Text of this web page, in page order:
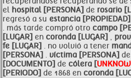
el hospital [PERSONA] de rosario
regresó a su estancia [PROPIEDAD]
. más tarde compró otro campo
[LUGAR] en coronda [LUGAR] ,
fe [LUGAR] . no volvió a tener
[PERSONA] . víctima [PERSONA]
[DOCUMENTO] de cólera [
[PERIODO] de 1868 en coronda